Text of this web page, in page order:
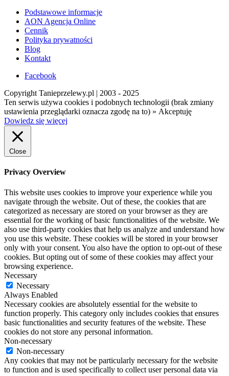
Podstawowe informacje
AON Agencja Online
Cennik
Polityka prywatności
Blog
Kontakt
Facebook
Copyright Tanieprzelewy.pl | 2003 - 2025
Ten serwis używa cookies i podobnych technologii (brak zmiany
ustawienia przeglądarki oznacza zgodę na to) » Akceptuję
Dowiedz się więcej
Close
Privacy Overview
This website uses cookies to improve your experience while you
navigate through the website. Out of these, the cookies that are
categorized as necessary are stored on your browser as they are
essential for the working of basic functionalities of the website. We
also use third-party cookies that help us analyze and understand how
you use this website. These cookies will be stored in your browser
only with your consent. You also have the option to opt-out of these
cookies. But opting out of some of these cookies may affect your
browsing experience.
Necessary
Necessary
Always Enabled
Necessary cookies are absolutely essential for the website to
function properly. This category only includes cookies that ensures
basic functionalities and security features of the website. These
cookies do not store any personal information.
Non-necessary
Non-necessary
Any cookies that may not be particularly necessary for the website
to function and is used specifically to collect user personal data via